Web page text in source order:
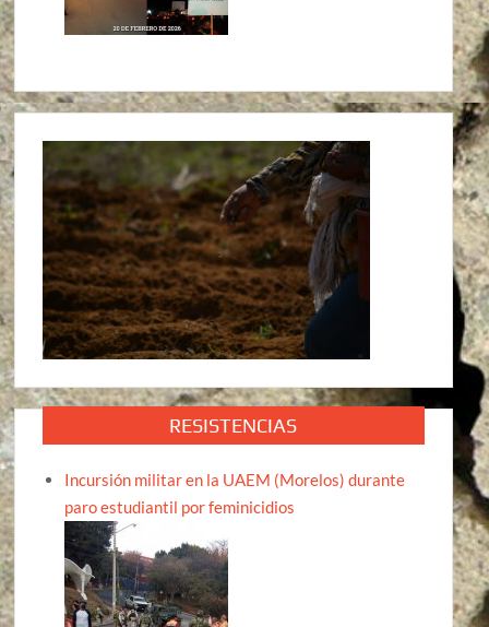
RESISTENCIAS
Incursión militar en la UAEM (Morelos) durante
paro estudiantil por feminicidios